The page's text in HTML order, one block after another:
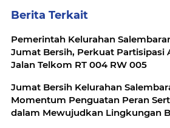
Berita Terkait
Pemerintah Kelurahan
Jumat Bersih, Perkuat Partisipasi
Jalan Telkom RT 004 RW 005
Jumat Bersih Kelurahan
Momentum Penguatan Peran
dalam Mewujudkan Lingkungan